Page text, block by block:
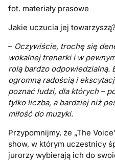
fot. materiały prasowe
Jakie uczucia jej towarzyszą?
– Oczywiście, trochę się
wokalnej trenerki i w
rolą bardzo odpowiedzialną.
ogromną radością i
poznać ludzi, dla których –
tylko liczba, a bardziej niż
miłość do muzyki.
Przypomnijmy, że „The
show, w którym uczestnicy
jurorzy wybierają ich do